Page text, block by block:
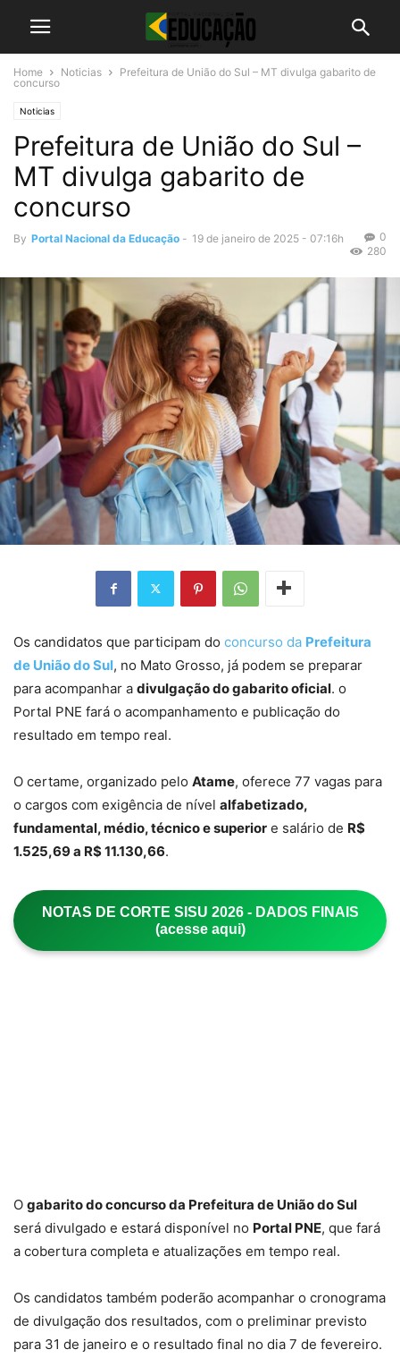
Home Noticias
Prefeitura de União do Sul – MT divulga gabarito de
concurso
Noticias
Prefeitura de União do Sul –
MT divulga gabarito de
concurso
By Portal Nacional da Educação - 19 de janeiro de 2025 - 07:16h
0
280
Os candidatos que participam do concurso da Prefeitura
de União do Sul, no Mato Grosso, já podem se preparar
para acompanhar a divulgação do gabarito oficial. o
Portal PNE fará o acompanhamento e publicação do
resultado em tempo real.
O certame, organizado pelo Atame, oferece 77 vagas para
o cargos com exigência de nível alfabetizado,
fundamental, médio, técnico e superior e salário de R$
1.525,69 a R$ 11.130,66.
NOTAS DE CORTE SISU 2026 - DADOS FINAIS
(acesse aqui)
O gabarito do concurso da Prefeitura de União do Sul
será divulgado e estará disponível no Portal PNE, que fará
a cobertura completa e atualizações em tempo real.
Os candidatos também poderão acompanhar o cronograma
de divulgação dos resultados, com o preliminar previsto
para 31 de janeiro e o resultado final no dia 7 de fevereiro.